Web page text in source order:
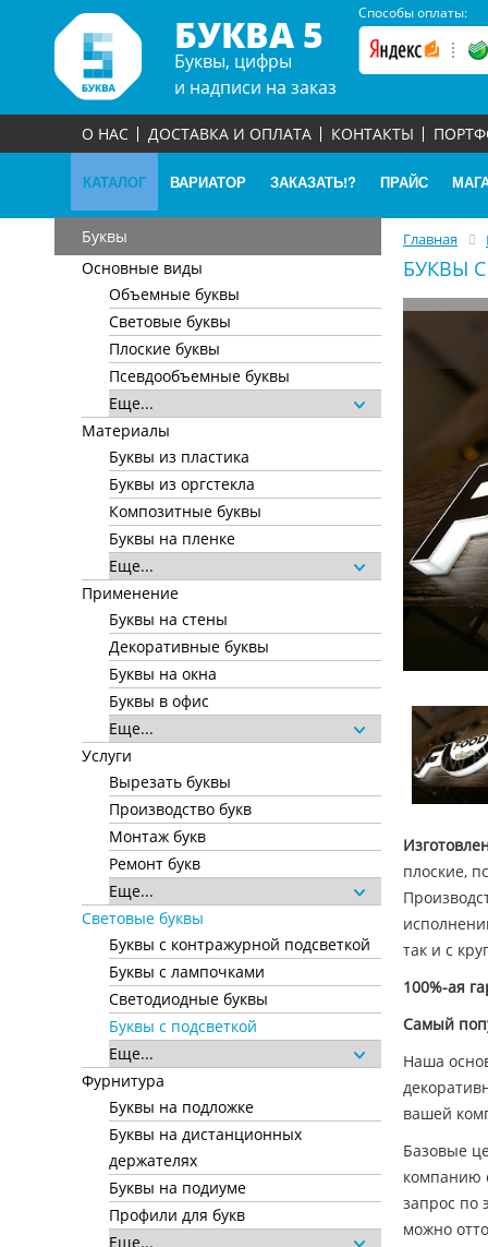
БУКВА 5
Буквы, цифры
и надписи на заказ
Способы оплаты:
О НАС ДОСТАВКА И ОПЛАТА КОНТАКТЫ
КАТАЛОГ ВАРИАТОР ЗАКАЗАТЬ!? ПРАЙС
Главная
Буквы
Основные виды
Объемные буквы
Световые буквы
Плоские буквы
Псевдообъемные буквы
Еще...
Материалы
Буквы из пластика
Буквы из оргстекла
Композитные буквы
Буквы на пленке
Еще...
Применение
Буквы на стены
Декоративные буквы
Буквы на окна
Буквы в офис
Еще...
Услуги
Вырезать буквы
Производство букв
Монтаж букв
Ремонт букв
Еще...
Световые буквы
Буквы с контражурной подсветкой
Буквы с лампочками
Светодиодные буквы
Буквы с подсветкой
Еще...
Фурнитура
Буквы на подложке
Буквы на дистанционных
держателях
Буквы на подиуме
Профили для букв
Еще...
БУКВЫ
плоские,
так и с
100%-ая
Самый
Наша
вашей
Базовые
компанию
запрос по
можно